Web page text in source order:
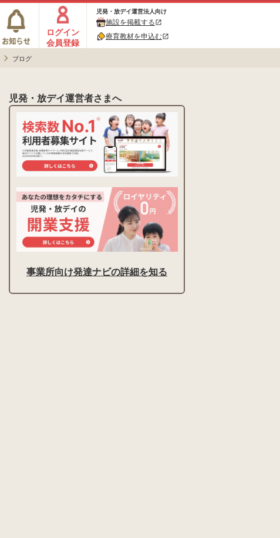
ログイン
会員登録
児発・放デイ運営法人向け
施設を掲載するopen_in_new
療育教材を申込むopen_in_new
ブログ
児発・放デイ運営者さまへ
事業所向け発達ナビの詳細を知る